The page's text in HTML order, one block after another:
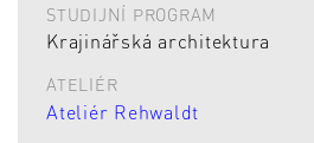
STUDIJNÍ PROGRAM
Krajinářská architektura
ATELIÉR
Ateliér Rehwaldt